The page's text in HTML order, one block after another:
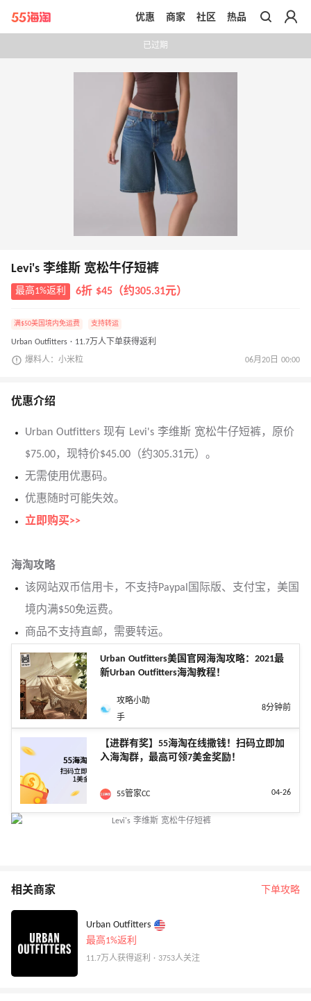
带你去官网买正品
优惠 商家 社区 热品
已过期
Levi's 李维斯 宽松牛仔短裤
最高1%返利 6折 $45（约305.31元）
满$50美国境内免运费 支持转运
Urban Outfitters · 11.7万人下单获得返利
爆料人：小米粒 06月20日 00:00
优惠介绍
Urban Outfitters 现有 Levi's 李维斯 宽松牛仔短裤，原价
$75.00，现特价$45.00（约305.31元）。
无需使用优惠码。
优惠随时可能失效。
立即购买>>
海淘攻略
该网站双币信用卡，不支持Paypal国际版、支付宝，美国
境内满$50免运费。
商品不支持直邮，需要转运。
Urban Outfitters美国官网海淘攻略：2021最
新Urban Outfitters海淘教程！
攻略小助
手
8分钟前
【进群有奖】55海淘在线撒钱！扫码立即加
入海淘群，最高可领7美金奖励！
55管家CC 04-26
相关商家 下单攻略
Urban Outfitters
最高1%返利
11.7万人获得返利 · 3753人关注